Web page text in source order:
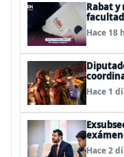
Rabat
Hace 18
de
Hace 1
dicho
Hace 2